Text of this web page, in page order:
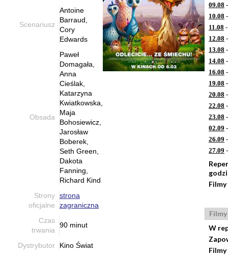
Scenariusz
Antoine
Barraud,
Cory
Edwards
Obsada
Paweł
Domagała,
Anna
Cieślak,
Katarzyna
Kwiatkowska,
Maja
Bohosiewicz,
Jarosław
Boberek,
Seth Green,
Dakota
Fanning,
Richard Kind
Strony
oficjalne
strona
zagraniczna
Czas
trwania
90 minut
Dystrybutor Kino Świat
09.08
10.08
11.08
12.08
13.08
14.08
16.08
19.08
20.08
22.08
23.08
02.09
26.09
27.09
Filmy
W